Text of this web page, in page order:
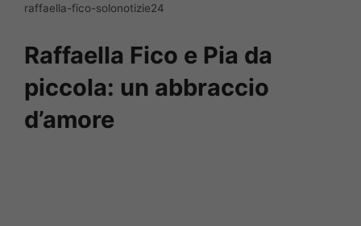
raffaella-fico-solonotizie24
Raffaella Fico e Pia da
piccola: un abbraccio
d’amore